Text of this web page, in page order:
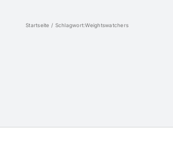
Startseite Schlagwort:Weightswatchers